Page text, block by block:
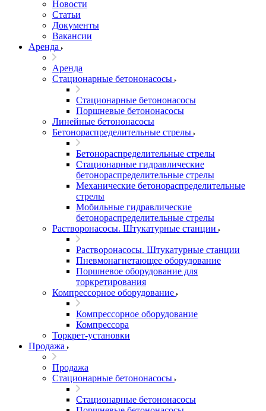
Новости
Статьи
Документы
Вакансии
Аренда
Аренда
Стационарные бетононасосы
Стационарные бетононасосы
Поршневые бетононасосы
Линейные бетононасосы
Бетонораспределительные стрелы
Бетонораспределительные стрелы
Стационарные гидравлические
бетонораспределительные стрелы
Механические бетонораспределительные
стрелы
Мобильные гидравлические
бетонораспределительные стрелы
Растворонасосы. Штукатурные станции
Растворонасосы. Штукатурные станции
Пневмонагнетающее оборудование
Поршневое оборудование для
торкретирования
Компрессорное оборудование
Компрессорное оборудование
Компрессора
Торкрет-установки
Продажа
Продажа
Стационарные бетононасосы
Стационарные бетононасосы